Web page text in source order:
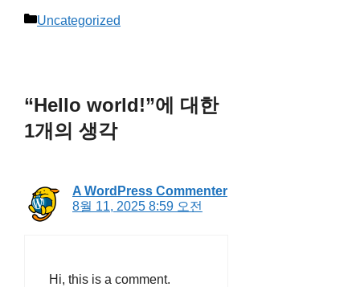
카
Uncategorized
“Hello world!”에 대한
1개의 생각
A WordPress Commenter
8월 11, 2025 8:59 오전
Hi, this is a comment.